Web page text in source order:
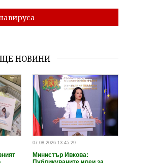
НОВИНИ
07.08.2026 13:45:29
Министър Ивкова: